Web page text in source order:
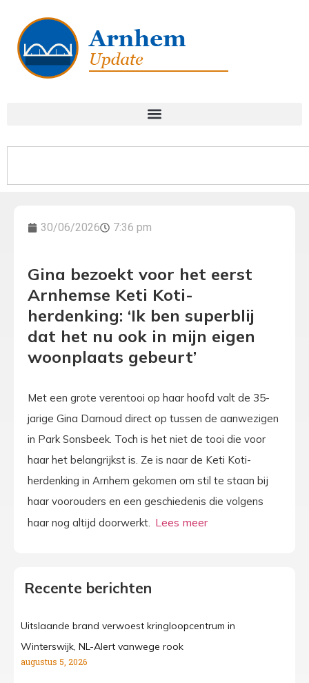
30/06/2026 7:36 pm
Gina bezoekt voor het eerst
Arnhemse Keti Koti-
herdenking: ‘Ik ben superblij
dat het nu ook in mijn eigen
woonplaats gebeurt’
Met een grote verentooi op haar hoofd valt de 35-
jarige Gina Darnoud direct op tussen de aanwezigen
in Park Sonsbeek. Toch is het niet de tooi die voor
haar het belangrijkst is. Ze is naar de Keti Koti-
herdenking in Arnhem gekomen om stil te staan bij
haar voorouders en een geschiedenis die volgens
haar nog altijd doorwerkt.
Recente berichten
Uitslaande brand verwoest kringloopcentrum in
Winterswijk, NL-Alert vanwege rook
augustus 5, 2026